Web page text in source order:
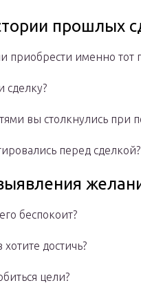
прошлых
именно тот
сделку?
вы столкнулись при
перед сделкой?
беспокоит?
достичь?
цели?